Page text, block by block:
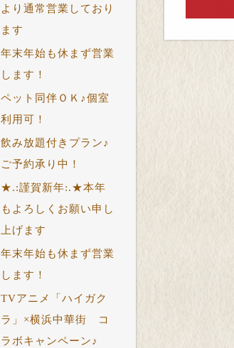
より通常営業しており
ます
年末年始も休まず営業
します！
ペット同伴ＯＫ♪個室
利用可！
飲み放題付きプラン♪
ご予約承り中！
★.:謹賀新年:.★本年
もよろしくお願い申し
上げます
年末年始も休まず営業
します！
TVアニメ「ハイガク
ラ」×横浜中華街 コ
ラボキャンペーン♪